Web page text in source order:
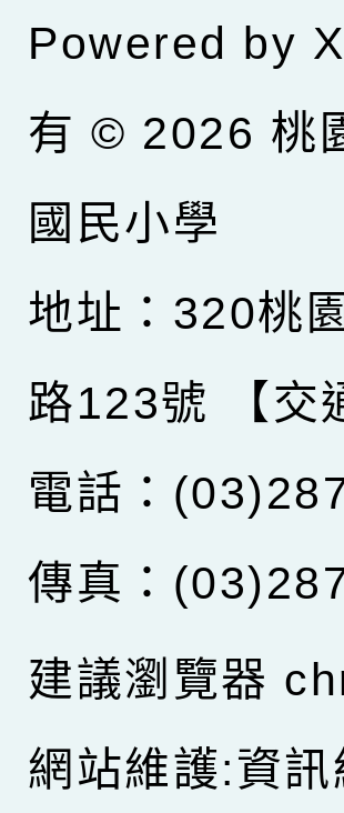
Powered by
有 © 2026 桃
國民小學
地址：320桃
路123號
【
電話：
傳真：
建議瀏覽器
網站維護:資訊